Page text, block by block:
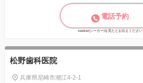
電話予約
seeker(シーカー)を見たとお伝えください
松野歯科医院
兵庫県尼崎市潮江4-2-1